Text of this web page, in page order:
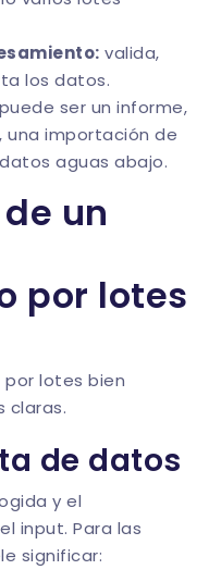
valida,
los datos.
ser un informe,
una importación de
aguas abajo.
un
por lotes
lotes bien
claras.
de datos
y el
input. Para las
significar: